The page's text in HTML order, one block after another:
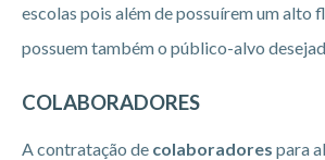
escolas pois além de possuírem um alto
possuem também o público-alvo
COLABORADORES
A contratação de colaboradores para